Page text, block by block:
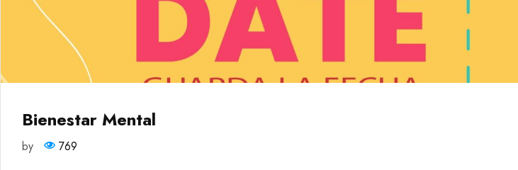
Bienestar Mental
by 769